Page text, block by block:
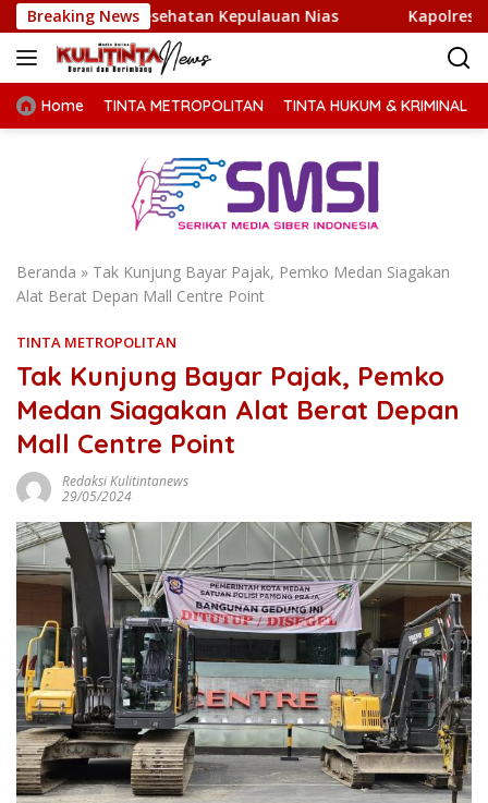
Langsung
ke
konten
Breaking News
Kesehatan Kepulauan Nias Kapolres Langkat
Home TINTA METROPOLITAN TINTA HUKUM & KRIMINAL
Beranda » Tak Kunjung Bayar Pajak, Pemko Medan Siagakan
Alat Berat Depan Mall Centre Point
TINTA METROPOLITAN
Tak Kunjung Bayar Pajak, Pemko
Medan Siagakan Alat Berat Depan
Mall Centre Point
Redaksi Kulitintanews
29/05/2024